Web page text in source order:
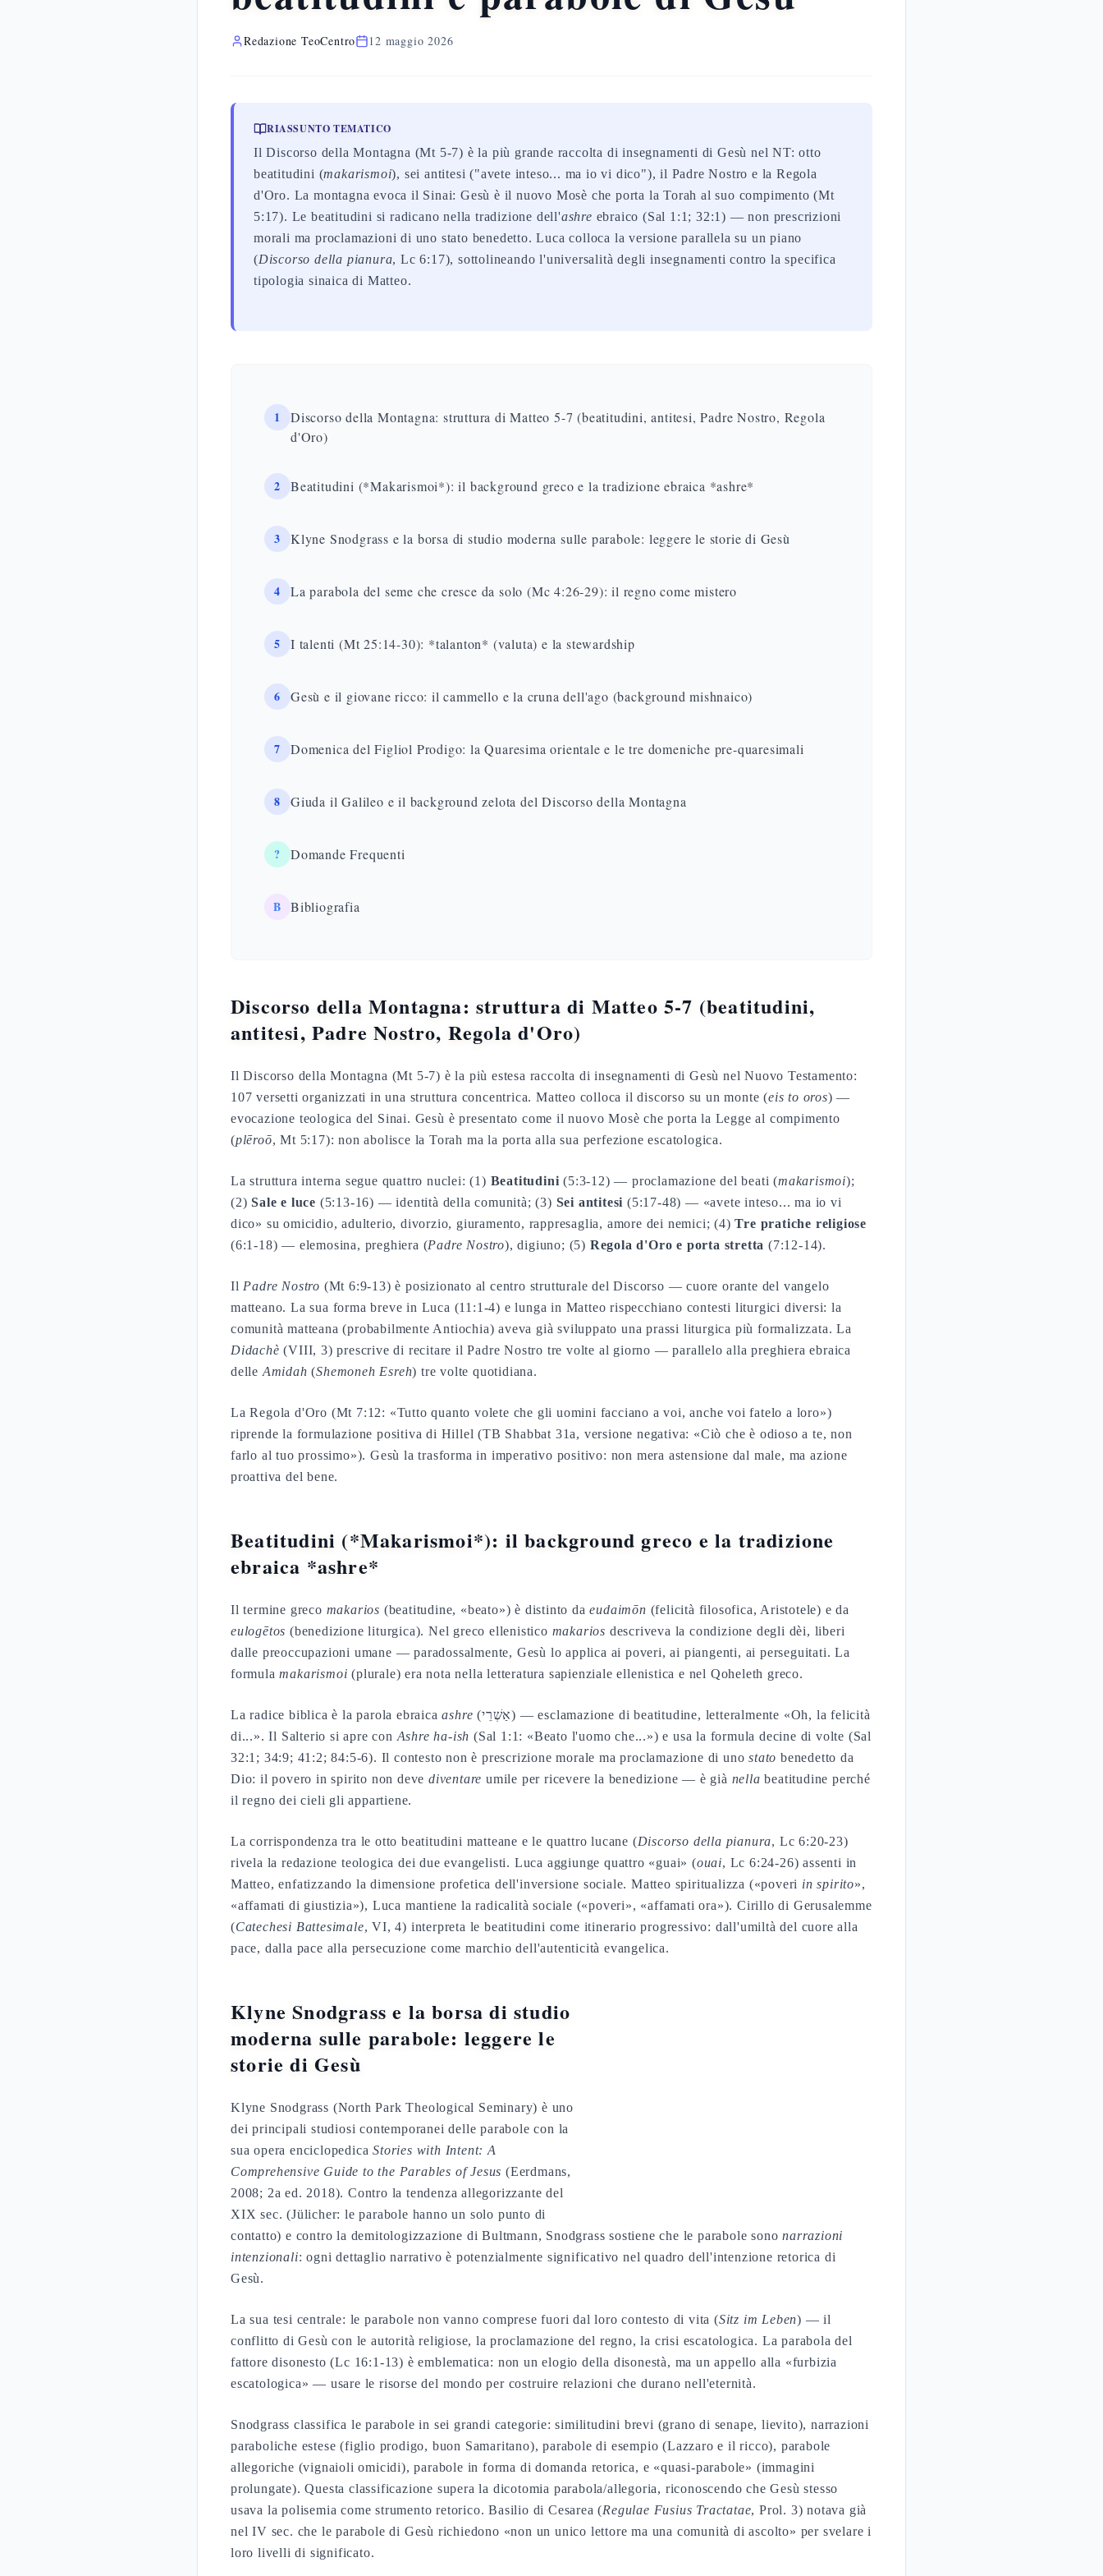
Redazione TeoCentro 12 maggio 2026
RIASSUNTO TEMATICO
Il Discorso della Montagna (Mt 5-7) è la più grande raccolta di insegnamenti di Gesù nel NT: otto
beatitudini (makarismoi), sei antitesi ("avete inteso... ma io vi dico"), il Padre Nostro e la Regola
d'Oro. La montagna evoca il Sinai: Gesù è il nuovo Mosè che porta la Torah al suo compimento (Mt
5:17). Le beatitudini si radicano nella tradizione dell'ashre ebraico (Sal 1:1; 32:1) — non prescrizioni
morali ma proclamazioni di uno stato benedetto. Luca colloca la versione parallela su un piano
(Discorso della pianura, Lc 6:17), sottolineando l'universalità degli insegnamenti contro la specifica
tipologia sinaica di Matteo.
1
Discorso della Montagna: struttura di Matteo 5-7 (beatitudini, antitesi, Padre Nostro, Regola
d'Oro)
2 Beatitudini (*Makarismoi*): il background greco e la tradizione ebraica *ashre*
3 Klyne Snodgrass e la borsa di studio moderna sulle parabole: leggere le storie di Gesù
4 La parabola del seme che cresce da solo (Mc 4:26-29): il regno come mistero
5 I talenti (Mt 25:14-30): *talanton* (valuta) e la stewardship
6 Gesù e il giovane ricco: il cammello e la cruna dell'ago (background mishnaico)
7 Domenica del Figliol Prodigo: la Quaresima orientale e le tre domeniche pre-quaresimali
8 Giuda il Galileo e il background zelota del Discorso della Montagna
? Domande Frequenti
B Bibliografia
Discorso della Montagna: struttura di Matteo 5-7 (beatitudini,
antitesi, Padre Nostro, Regola d'Oro)
Il Discorso della Montagna (Mt 5-7) è la più estesa raccolta di insegnamenti di Gesù nel Nuovo Testamento:
107 versetti organizzati in una struttura concentrica. Matteo colloca il discorso su un monte (eis to oros) —
evocazione teologica del Sinai. Gesù è presentato come il nuovo Mosè che porta la Legge al compimento
(plēroō, Mt 5:17): non abolisce la Torah ma la porta alla sua perfezione escatologica.
La struttura interna segue quattro nuclei: (1) Beatitudini (5:3-12) — proclamazione del beati (makarismoi);
(2)Sale e luce (5:13-16) — identità della comunità; (3) Sei antitesi (5:17-48) — «avete inteso... ma io vi
dico» su omicidio, adulterio, divorzio, giuramento, rappresaglia, amore dei nemici; (4)Tre pratiche religiose
(6:1-18) — elemosina, preghiera (Padre Nostro), digiuno; (5) Regola d'Oro e porta stretta (7:12-14).
Il Padre Nostro (Mt 6:9-13) è posizionato al centro strutturale del Discorso — cuore orante del vangelo
matteano. La sua forma breve in Luca (11:1-4) e lunga in Matteo rispecchiano contesti liturgici diversi: la
comunità matteana (probabilmente Antiochia) aveva già sviluppato una prassi liturgica più formalizzata. La
Didachè (VIII, 3) prescrive di recitare il Padre Nostro tre volte al giorno — parallelo alla preghiera ebraica
delle Amidah (Shemoneh Esreh) tre volte quotidiana.
La Regola d'Oro (Mt 7:12: «Tutto quanto volete che gli uomini facciano a voi, anche voi fatelo a loro»)
riprende la formulazione positiva di Hillel (TB Shabbat 31a, versione negativa: «Ciò che è odioso a te, non
farlo al tuo prossimo»). Gesù la trasforma in imperativo positivo: non mera astensione dal male, ma azione
proattiva del bene.
Beatitudini (*Makarismoi*): il background greco e la tradizione
ebraica *ashre*
Il termine greco makarios (beatitudine, «beato») è distinto daeudaimōn (felicità filosofica, Aristotele) e da
eulogētos (benedizione liturgica). Nel greco ellenistico makarios descriveva la condizione degli dèi, liberi
dalle preoccupazioni umane — paradossalmente, Gesù lo applica ai poveri, ai piangenti, ai perseguitati. La
formulamakarismoi (plurale) era nota nella letteratura sapienziale ellenistica e nel Qoheleth greco.
La radice biblica è la parola ebraicaashre (אַשְׁרֵי) — esclamazione di beatitudine, letteralmente «Oh, la felicità
di...». Il Salterio si apre con Ashre ha-ish (Sal 1:1: «Beato l'uomo che...») e usa la formula decine di volte (Sal
32:1; 34:9; 41:2; 84:5-6). Il contesto non è prescrizione morale ma proclamazione di unostato benedetto da
Dio: il povero in spirito non devediventare umile per ricevere la benedizione — è già nella beatitudine perché
il regno dei cieli gli appartiene.
La corrispondenza tra le otto beatitudini matteane e le quattro lucane (Discorso della pianura, Lc 6:20-23)
rivela la redazione teologica dei due evangelisti. Luca aggiunge quattro «guai» (ouai, Lc 6:24-26) assenti in
Matteo, enfatizzando la dimensione profetica dell'inversione sociale. Matteo spiritualizza («poveri in spirito»,
«affamati di giustizia»), Luca mantiene la radicalità sociale («poveri», «affamati ora»). Cirillo di Gerusalemme
(Catechesi Battesimale, VI, 4) interpreta le beatitudini come itinerario progressivo: dall'umiltà del cuore alla
pace, dalla pace alla persecuzione come marchio dell'autenticità evangelica.
Klyne Snodgrass e la borsa di studio
moderna sulle parabole: leggere le
storie di Gesù
Klyne Snodgrass (North Park Theological Seminary) è uno
dei principali studiosi contemporanei delle parabole con la
sua opera enciclopedicaStories with Intent: A
Comprehensive Guide to the Parables of Jesus (Eerdmans,
2008; 2a ed. 2018). Contro la tendenza allegorizzante del
XIX sec. (Jülicher: le parabole hanno un solo punto di
contatto) e contro la demitologizzazione di Bultmann, Snodgrass sostiene che le parabole sononarrazioni
intenzionali: ogni dettaglio narrativo è potenzialmente significativo nel quadro dell'intenzione retorica di
Gesù.
La sua tesi centrale: le parabole non vanno comprese fuori dal loro contesto di vita (Sitz im Leben) — il
conflitto di Gesù con le autorità religiose, la proclamazione del regno, la crisi escatologica. La parabola del
fattore disonesto (Lc 16:1-13) è emblematica: non un elogio della disonestà, ma un appello alla «furbizia
escatologica» — usare le risorse del mondo per costruire relazioni che durano nell'eternità.
Snodgrass classifica le parabole in sei grandi categorie: similitudini brevi (grano di senape, lievito), narrazioni
paraboliche estese (figlio prodigo, buon Samaritano), parabole di esempio (Lazzaro e il ricco), parabole
allegoriche (vignaioli omicidi), parabole in forma di domanda retorica, e «quasi-parabole» (immagini
prolungate). Questa classificazione supera la dicotomia parabola/allegoria, riconoscendo che Gesù stesso
usava la polisemia come strumento retorico. Basilio di Cesarea (Regulae Fusius Tractatae, Prol. 3) notava già
nel IV sec. che le parabole di Gesù richiedono «non un unico lettore ma una comunità di ascolto» per svelare i
loro livelli di significato.